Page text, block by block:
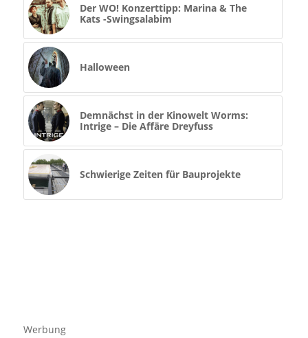
Der WO! Konzerttipp: Marina & The
Kats -Swingsalabim
Halloween
Demnächst in der Kinowelt Worms:
Intrige – Die Affäre Dreyfuss
Schwierige Zeiten für Bauprojekte
Werbung